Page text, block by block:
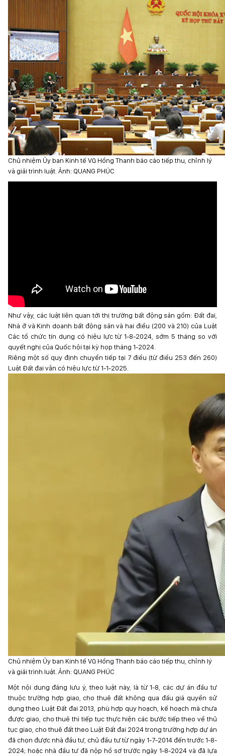
Chủ nhiệm Ủy ban Kinh tế Vũ Hồng Thanh báo cáo tiếp thu, chỉnh lý
và giải trình luật. Ảnh: QUANG PHÚC
Như vậy, các luật liên quan tới thị trường bất động sản gồm: Đất đai,
Nhà ở và Kinh doanh bất động sản và hai điều (200 và 210) của Luật
Các tổ chức tín dụng có hiệu lực từ 1-8-2024, sớm 5 tháng so với
quyết nghị của Quốc hội tại kỳ họp tháng 1-2024.
Riêng một số quy định chuyển tiếp tại 7 điều (từ điều 253 đến 260)
Luật Đất đai vẫn có hiệu lực từ 1-1-2025.
Chủ nhiệm Ủy ban Kinh tế Vũ Hồng Thanh báo cáo tiếp thu, chỉnh lý
và giải trình luật. Ảnh: QUANG PHÚC
Một nội dung đáng lưu ý, theo luật này, là từ 1-8, các dự án đầu tư
thuộc trường hợp giao, cho thuê đất không qua đấu giá quyền sử
dụng theo Luật Đất đai 2013, phù hợp quy hoạch, kế hoạch mà chưa
được giao, cho thuê thì tiếp tục thực hiện các bước tiếp theo về thủ
tục giao, cho thuê đất theo Luật Đất đai 2024 trong trường hợp dự án
đã chọn được nhà đầu tư, chủ đầu tư từ ngày 1-7-2014 đến trước 1-8-
2024; hoặc nhà đầu tư đã nộp hồ sơ trước ngày 1-8-2024 và đã lựa